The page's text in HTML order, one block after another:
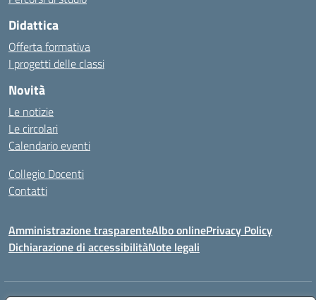
Didattica
Offerta formativa
I progetti delle classi
Novità
Le notizie
Le circolari
Calendario eventi
Collegio Docenti
Contatti
Amministrazione trasparenteAlbo onlinePrivacy Policy
Dichiarazione di accessibilitàNote legali